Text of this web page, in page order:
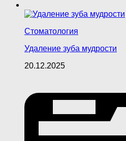
Стоматология
Удаление зуба мудрости
20.12.2025